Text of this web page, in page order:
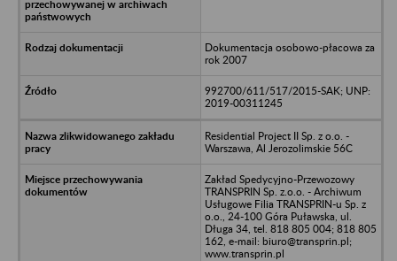
Dokumentacja osobowo-płacowa za
rok 2007
992700/611/517/2015-SAK; UNP:
2019-00311245
Residential Project II Sp. z o.o. -
Warszawa, Al Jerozolimskie 56C
Zakład Spedycyjno-Przewozowy
TRANSPRIN Sp. z.o.o. - Archiwum
Usługowe Filia TRANSPRIN-u Sp. z
o.o., 24-100 Góra Puławska, ul.
Długa 34, tel. 818 805 004; 818 805
162, e-mail: biuro@transprin.pl;
www.transprin.pl